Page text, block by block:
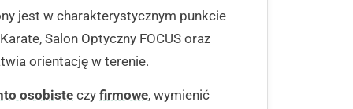
jest w charakterystycznym punkcie
Salon Optyczny FOCUS oraz
orientację w terenie.
osobiste czy firmowe, wymienić